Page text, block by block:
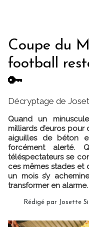
Coupe du
football
🔑
Décryptage de
Quand un
milliards d’euros
aiguilles de béton
forcément alerté.
téléspectateurs se
ces mêmes stades et
un mois s’y
transformer en alarme.
Rédigé par Josette